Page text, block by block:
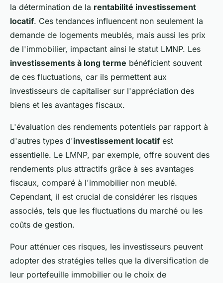
la détermination de la rentabilité investissement
locatif. Ces tendances influencent non seulement la
demande de logements meublés, mais aussi les prix
de l'immobilier, impactant ainsi le statut LMNP. Les
investissements à long terme bénéficient souvent
de ces fluctuations, car ils permettent aux
investisseurs de capitaliser sur l'appréciation des
biens et les avantages fiscaux.
L'évaluation des rendements potentiels par rapport à
d'autres types d'investissement locatif est
essentielle. Le LMNP, par exemple, offre souvent des
rendements plus attractifs grâce à ses avantages
fiscaux, comparé à l'immobilier non meublé.
Cependant, il est crucial de considérer les risques
associés, tels que les fluctuations du marché ou les
coûts de gestion.
Pour atténuer ces risques, les investisseurs peuvent
adopter des stratégies telles que la diversification de
leur portefeuille immobilier ou le choix de